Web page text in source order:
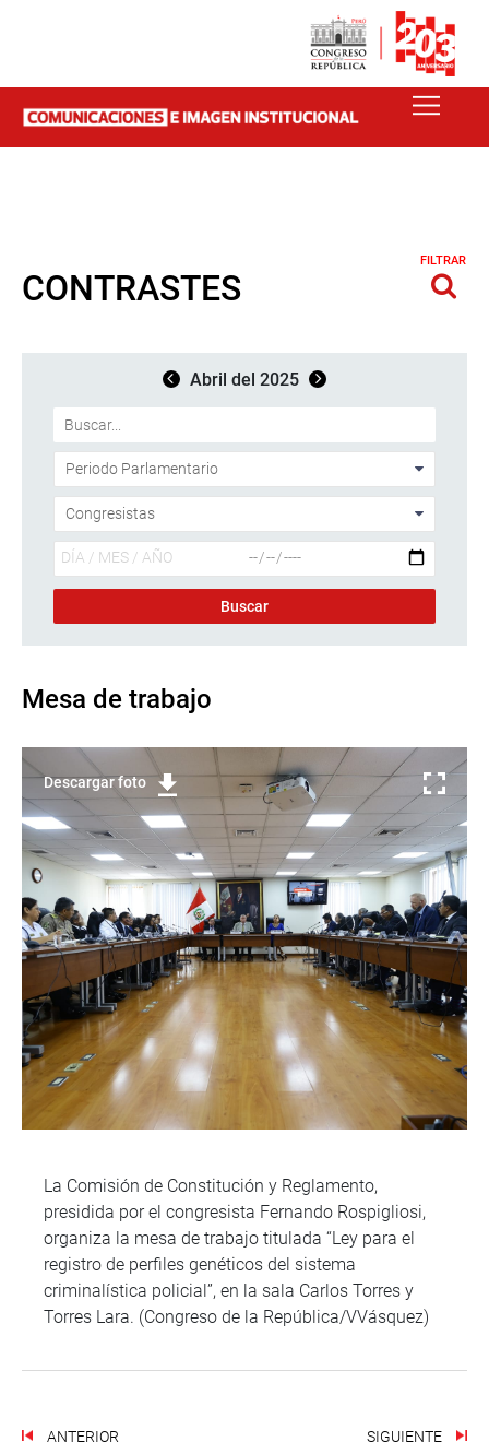
CONTRASTES
FILTRAR
Abril del 2025
Mesa de trabajo
Descargar foto
La Comisión de Constitución y Reglamento,
presidida por el congresista Fernando Rospigliosi,
organiza la mesa de trabajo titulada “Ley para el
registro de perfiles genéticos del sistema
criminalística policial”, en la sala Carlos Torres y
Torres Lara. (Congreso de la República/VVásquez)
ANTERIOR SIGUIENTE